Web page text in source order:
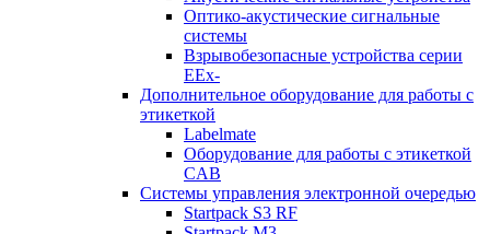
Оптико-акустические сигнальные
системы
Взрывобезопасные устройства серии
EEx-
Дополнительное оборудование для работы с
этикеткой
Labelmate
Оборудование для работы с этикеткой
CAB
Системы управления электронной очередью
Startpack S3 RF